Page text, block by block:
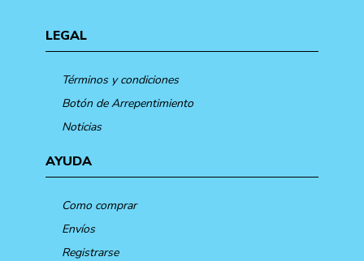
LEGAL
Términos y condiciones
Botón de Arrepentimiento
Noticias
AYUDA
Como comprar
Envíos
Registrarse